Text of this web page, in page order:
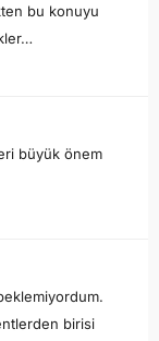
bu konuyu
büyük önem
birisi